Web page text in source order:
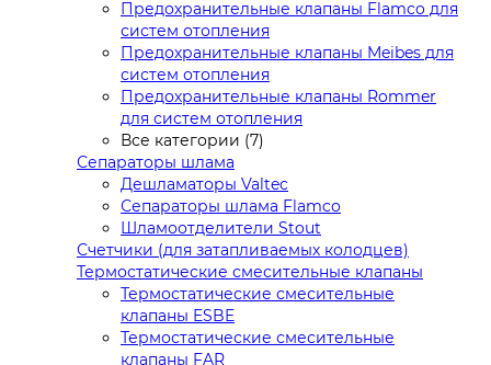
Предохранительные клапаны Flamco для
систем отопления
Предохранительные клапаны Meibes для
систем отопления
Предохранительные клапаны Rommer
для систем отопления
Все категории (7)
Сепараторы шлама
Дешламаторы Valtec
Сепараторы шлама Flamco
Шламоотделители Stout
Счетчики (для затапливаемых колодцев)
Термостатические смесительные клапаны
Термостатические смесительные
клапаны ESBE
Термостатические смесительные
клапаны FAR